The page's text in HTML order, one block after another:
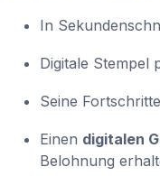
In
Digitale Stempel
Seine
Einen digitalen
Belohnung